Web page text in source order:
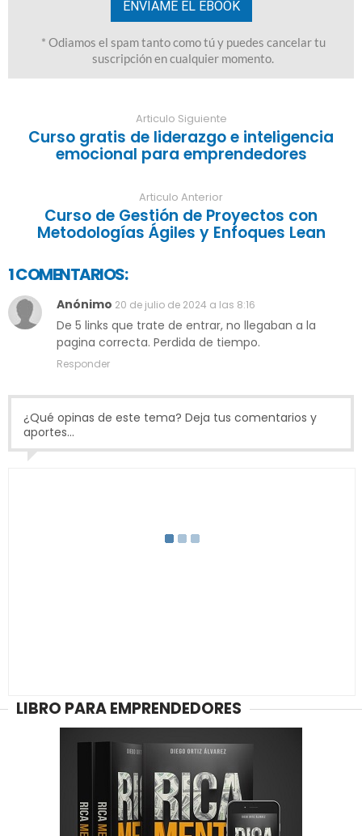
Articulo Siguiente
Curso gratis de liderazgo e inteligencia
emocional para emprendedores
Articulo Anterior
Curso de Gestión de Proyectos con
Metodologías Ágiles y Enfoques Lean
1 COMENTARIOS:
Anónimo 20 de julio de 2024 a las 8:16
De 5 links que trate de entrar, no llegaban a la
pagina correcta. Perdida de tiempo.
Responder
¿Qué opinas de este tema? Deja tus comentarios y
aportes...
LIBRO PARA EMPRENDEDORES